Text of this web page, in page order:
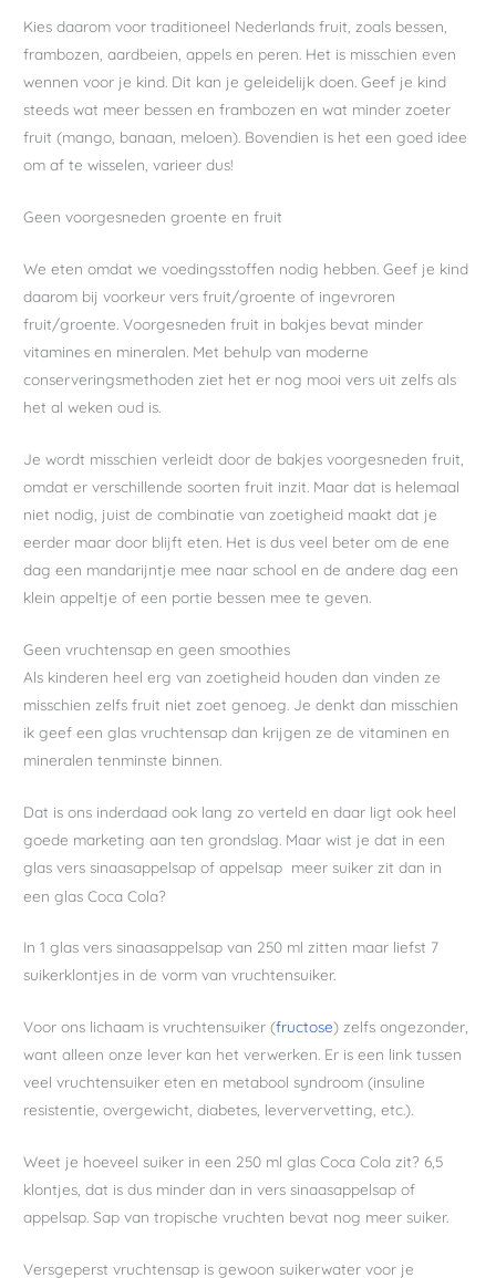
Kies daarom voor traditioneel Nederlands fruit, zoals bessen,
frambozen, aardbeien, appels en peren. Het is misschien even
wennen voor je kind. Dit kan je geleidelijk doen. Geef je kind
steeds wat meer bessen en frambozen en wat minder zoeter
fruit (mango, banaan, meloen). Bovendien is het een goed idee
om af te wisselen, varieer dus!
Geen voorgesneden groente en fruit
We eten omdat we voedingsstoffen nodig hebben. Geef je kind
daarom bij voorkeur vers fruit/groente of ingevroren
fruit/groente. Voorgesneden fruit in bakjes bevat minder
vitamines en mineralen. Met behulp van moderne
conserveringsmethoden ziet het er nog mooi vers uit zelfs als
het al weken oud is.
Je wordt misschien verleidt door de bakjes voorgesneden fruit,
omdat er verschillende soorten fruit inzit. Maar dat is helemaal
niet nodig, juist de combinatie van zoetigheid maakt dat je
eerder maar door blijft eten. Het is dus veel beter om de ene
dag een mandarijntje mee naar school en de andere dag een
klein appeltje of een portie bessen mee te geven.
Geen vruchtensap en geen smoothies
Als kinderen heel erg van zoetigheid houden dan vinden ze
misschien zelfs fruit niet zoet genoeg. Je denkt dan misschien
ik geef een glas vruchtensap dan krijgen ze de vitaminen en
mineralen tenminste binnen.
Dat is ons inderdaad ook lang zo verteld en daar ligt ook heel
goede marketing aan ten grondslag. Maar wist je dat in een
glas vers sinaasappelsap of appelsap meer suiker zit dan in
een glas Coca Cola?
In 1 glas vers sinaasappelsap van 250 ml zitten maar liefst 7
suikerklontjes in de vorm van vruchtensuiker.
Voor ons lichaam is vruchtensuiker (fructose) zelfs ongezonder,
want alleen onze lever kan het verwerken. Er is een link tussen
veel vruchtensuiker eten en metabool syndroom (insuline
resistentie, overgewicht, diabetes, leververvetting, etc.).
Weet je hoeveel suiker in een 250 ml glas Coca Cola zit? 6,5
klontjes, dat is dus minder dan in vers sinaasappelsap of
appelsap. Sap van tropische vruchten bevat nog meer suiker.
Versgeperst vruchtensap is gewoon suikerwater voor je